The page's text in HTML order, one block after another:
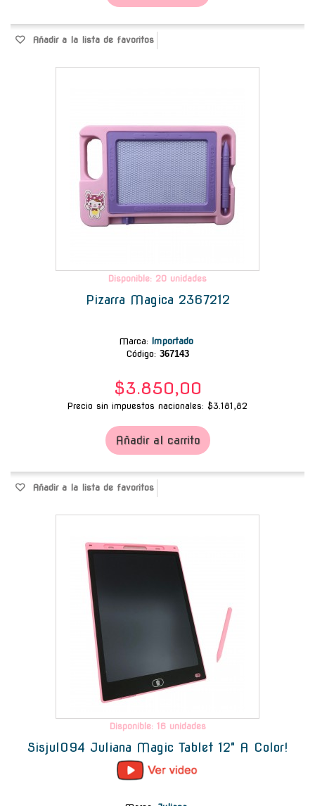
Añadir a la lista de favoritos
Disponible: 20 unidades
Pizarra Magica 2367212
Marca: Importado
Código: 367143
$3.850,00
Precio sin impuestos nacionales: $3.181,82
Añadir al carrito
Añadir a la lista de favoritos
Disponible: 16 unidades
Sisjul094 Juliana Magic Tablet 12" A Color!